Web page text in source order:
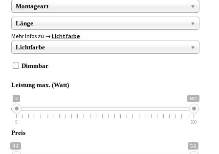
Montageart
Länge
Mehr Infos zu → Lichtfarbe
Lichtfarbe
Dimmbar
Leistung max. (Watt)
5 500
5 500
Preis
4 € 5 €